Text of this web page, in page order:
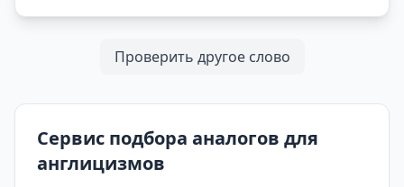
Проверить другое слово
Сервис подбора аналогов для
англицизмов